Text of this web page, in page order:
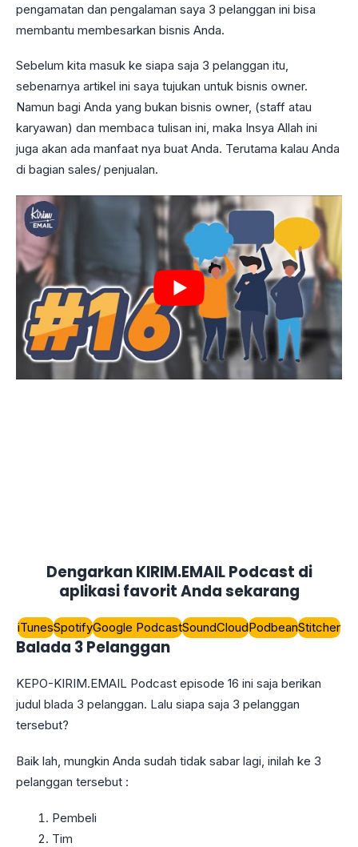
pengamatan dan pengalaman saya 3 pelanggan ini bisa
membantu membesarkan bisnis Anda.
Sebelum kita masuk ke siapa saja 3 pelanggan itu,
sebenarnya artikel ini saya tujukan untuk bisnis owner.
Namun bagi Anda yang bukan bisnis owner, (staff atau
karyawan) dan membaca tulisan ini, maka Insya Allah ini
juga akan ada manfaat nya buat Anda. Terutama kalau Anda
di bagian sales/ penjualan.
Dengarkan KIRIM.EMAIL Podcast di
aplikasi favorit Anda sekarang
iTunesSpotifyGoogle PodcastSoundCloudPodbeanStitcher
Balada 3 Pelanggan
KEPO-KIRIM.EMAIL Podcast episode 16 ini saja berikan
judul blada 3 pelanggan. Lalu siapa saja 3 pelanggan
tersebut?
Baik lah, mungkin Anda sudah tidak sabar lagi, inilah ke 3
pelanggan tersebut :
Pembeli
Tim